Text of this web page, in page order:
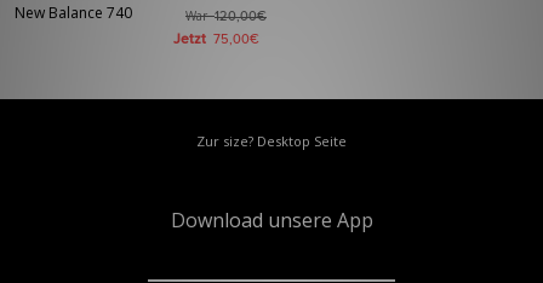
New Balance 740 War120,00€
Jetzt 75,00€
Zur size? Desktop Seite
Download unsere App